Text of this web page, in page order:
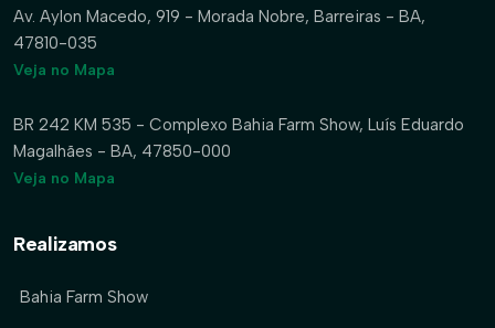
Av. Aylon Macedo, 919 - Morada Nobre, Barreiras - BA,
47810-035
Veja no Mapa
BR 242 KM 535 - Complexo Bahia Farm Show, Luís Eduardo
Magalhães - BA, 47850-000
Veja no Mapa
Realizamos
Bahia Farm Show